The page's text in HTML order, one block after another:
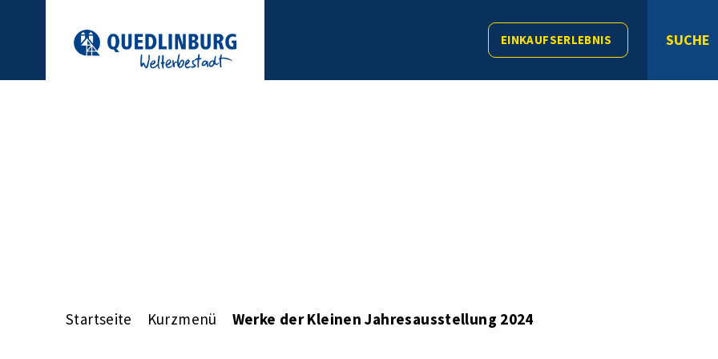
EINKAUFSERLEBNIS SUCHE
Startseite Kurzmenü Werke der Kleinen Jahresausstellung 2024